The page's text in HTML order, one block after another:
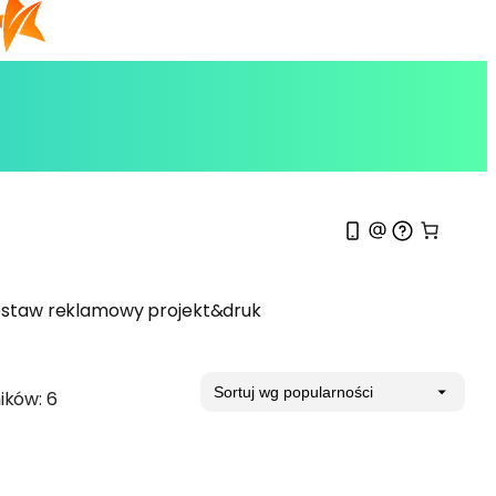
reklamowy projekt&druk
6P